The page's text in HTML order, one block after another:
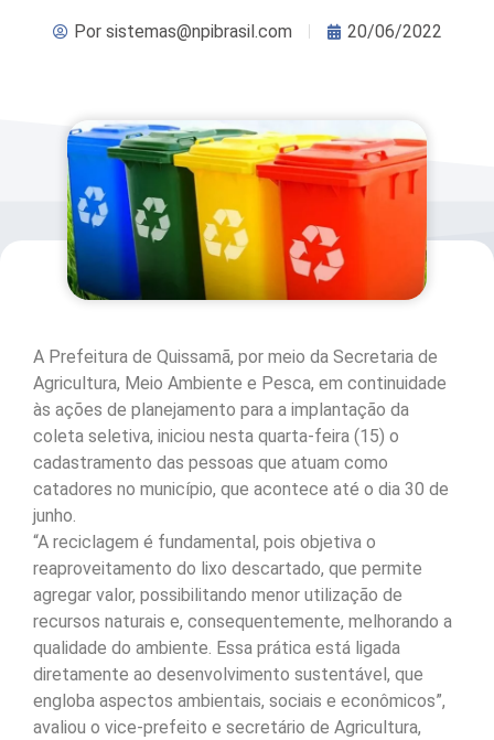
Porsistemas@npibrasil.com 20/06/2022
A Prefeitura de Quissamã, por meio da Secretaria de
Agricultura, Meio Ambiente e Pesca, em continuidade
às ações de planejamento para a implantação da
coleta seletiva, iniciou nesta quarta-feira (15) o
cadastramento das pessoas que atuam como
catadores no município, que acontece até o dia 30 de
junho.
“A reciclagem é fundamental, pois objetiva o
reaproveitamento do lixo descartado, que permite
agregar valor, possibilitando menor utilização de
recursos naturais e, consequentemente, melhorando a
qualidade do ambiente. Essa prática está ligada
diretamente ao desenvolvimento sustentável, que
engloba aspectos ambientais, sociais e econômicos”,
avaliou o vice-prefeito e secretário de Agricultura,